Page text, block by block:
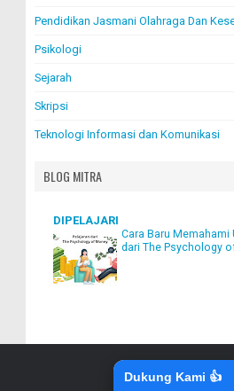
Dukung Kami 👍
Pendidikan Jasmani Olahraga Dan
Psikologi
Sejarah
Skripsi
Teknologi Informasi dan Komunikasi
BLOG MITRA
DIPELAJARI
Cara Baru Memahami
dari The Psychology